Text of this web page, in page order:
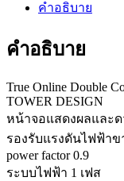
คำอธิบาย
คำอธิบาย
True Online Double
TOWER DESIGN
หน้าจอแสดงผลและด
รองรับแรงดันไฟฟ้าข
power factor 0.9
ระบบไฟฟ้า 1 เฟส